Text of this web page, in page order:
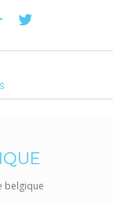
belgique